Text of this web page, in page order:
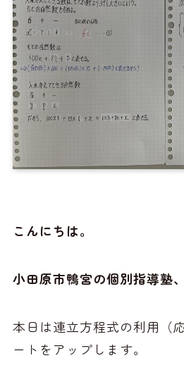
こんにちは。
小田原市鴨宮の個別指導塾
本日は連立方程式の利用（
ートをアップします。